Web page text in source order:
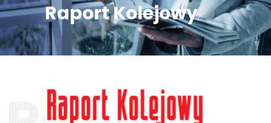
Raport Kolejowy